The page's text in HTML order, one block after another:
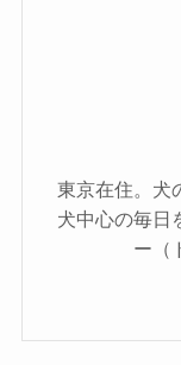
東京在住。犬
犬中心の毎日
ー（